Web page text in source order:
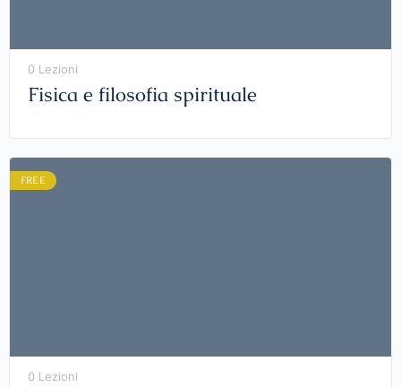
0 Lezioni
Fisica e filosofia spirituale
FREE
0 Lezioni